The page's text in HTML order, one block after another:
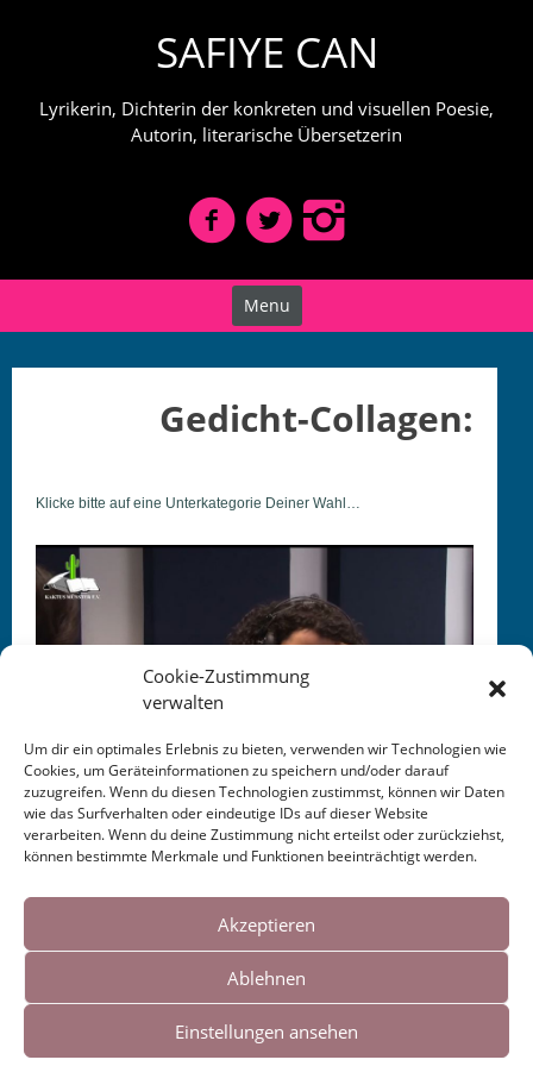
Cookies helfen uns bei der Bereitstellung
unserer Inhalte und Dienste. Durch die
weitere Nutzung der Webseite stimmen Sie
der Verwendung von Cookies zu.
Okay!
Cookie-Zustimmung
verwalten
Um dir ein optimales Erlebnis zu bieten, verwenden wir Technologien wie
Cookies, um Geräteinformationen zu speichern und/oder darauf
zuzugreifen. Wenn du diesen Technologien zustimmst, können wir Daten
wie das Surfverhalten oder eindeutige IDs auf dieser Website
verarbeiten. Wenn du deine Zustimmung nicht erteilst oder zurückziehst,
können bestimmte Merkmale und Funktionen beeinträchtigt werden.
Akzeptieren
Ablehnen
Einstellungen ansehen
SAFIYE CAN
Lyrikerin, Dichterin der konkreten und visuellen Poesie,
Autorin, literarische Übersetzerin
Menu
Gedicht-Collagen:
Klicke bitte auf eine Unterkat­e­gorie Dein­er Wahl…
Radiosendung Mün­ster e.V.
Impressum|Links